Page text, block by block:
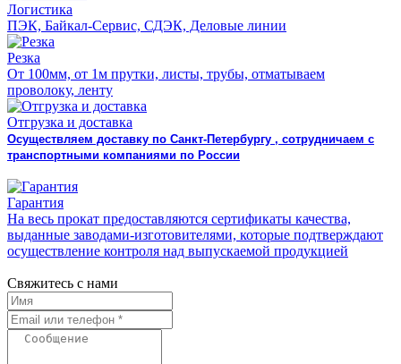
Логистика
ПЭК, Байкал-Сервис, СДЭК, Деловые линии
Резка
От 100мм, от 1м прутки, листы, трубы, отматываем
проволоку, ленту
Отгрузка и доставка
Осуществляем доставку по Санкт-Петербургу , сотрудничаем с
транспортными компаниями по России
Гарантия
На весь прокат предоставляются сертификаты качества,
выданные заводами-изготовителями, которые подтверждают
осуществление контроля над выпускаемой продукцией
Свяжитесь с нами